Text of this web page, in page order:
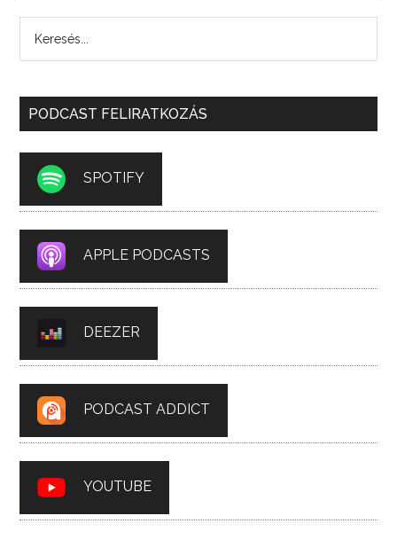
PODCAST FELIRATKOZÁS
SPOTIFY
APPLE PODCASTS
DEEZER
PODCAST ADDICT
YOUTUBE